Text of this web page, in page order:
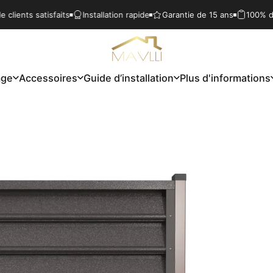
Installation rapide Garantie de 15 ans 100% de clients
Mavlli
Accessoires Guide d’installation Plus d'informations